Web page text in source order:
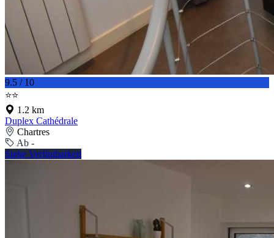
9.5 / 10
⭐⭐
1.2 km
Duplex Cathédrale
Chartres
Ab -
Siehe Verfügbarkeit